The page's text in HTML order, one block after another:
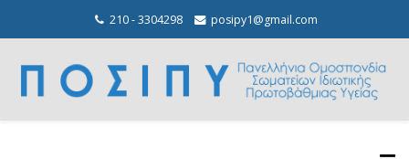
210 - 3304298 posipy1@gmail.com